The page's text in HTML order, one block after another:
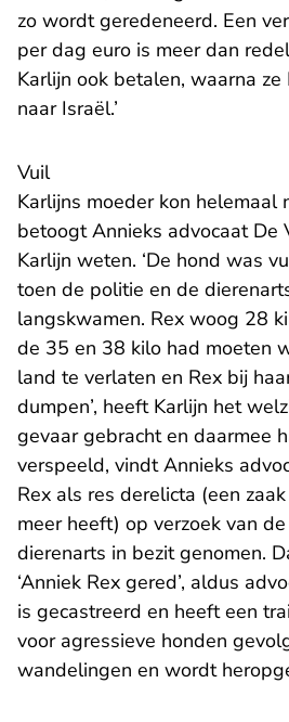
zo wordt geredeneerd. Een
per dag euro is meer dan
Karlijn ook betalen, waarna ze
naar Israël.’
Vuil
Karlijns moeder kon helemaal
betoogt Annieks advocaat De
Karlijn weten. ‘De hond was
toen de politie en de
langskwamen. Rex woog 28
de 35 en 38 kilo had moeten
land te verlaten en Rex bij
dumpen’, heeft Karlijn het
gevaar gebracht en daarmee
verspeeld, vindt Annieks
Rex als res derelicta (een
meer heeft) op verzoek van
dierenarts in bezit genomen.
‘Anniek Rex gered’, aldus
is gecastreerd en heeft een
voor agressieve honden
wandelingen en wordt